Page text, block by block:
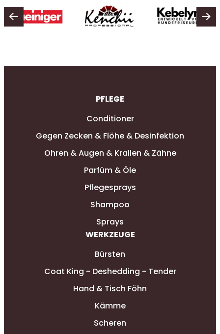
PFLEGE
Conditioner
Gegen Zecken & Flöhe & Desinfektion
Ohren & Augen & Krallen & Zähne
Parfüm & Öle
Pflegesprays
Shampoo
Sprays
WERKZEUGE
Bürsten
Coat King - Deshedding - Tender
Hand & Tisch Föhn
Kämme
Scheren